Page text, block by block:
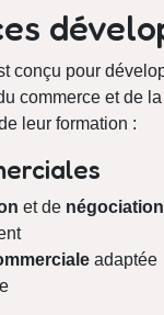
conçu pour
commerce et de la
leur formation :
et de négociation
adaptée